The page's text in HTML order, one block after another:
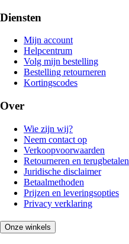
Diensten
Mijn account
Helpcentrum
Volg mijn bestelling
Bestelling retourneren
Kortingscodes
Over
Wie zijn wij?
Neem contact op
Verkoopvoorwaarden
Retourneren en terugbetalen
Juridische disclaimer
Betaalmethoden
Prijzen en leveringsopties
Privacy verklaring
Onze winkels